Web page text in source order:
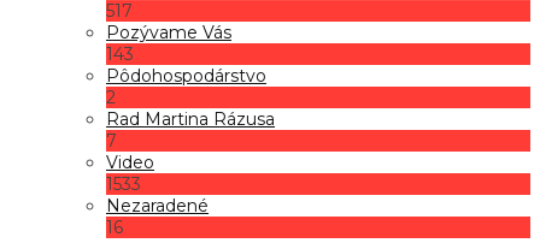
517
Pozývame Vás
143
Pôdohospodárstvo
2
Rad Martina Rázusa
7
Video
1533
Nezaradené
16